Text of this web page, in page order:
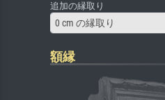
追加の縁取り
0 cm の縁取り
額縁